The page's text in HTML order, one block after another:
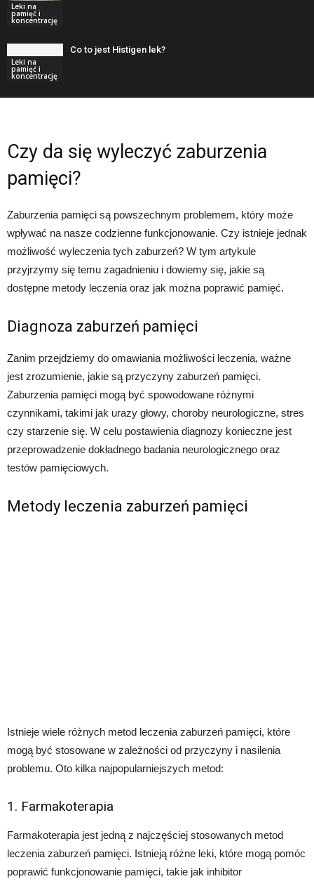
Leki na
pamięć i
koncentrację
Leki na
pamięć i
koncentrację
Co to jest Histigen lek?
Czy da się wyleczyć zaburzenia
pamięci?
Zaburzenia pamięci są powszechnym problemem, który może
wpływać na nasze codzienne funkcjonowanie. Czy istnieje jednak
możliwość wyleczenia tych zaburzeń? W tym artykule
przyjrzymy się temu zagadnieniu i dowiemy się, jakie są
dostępne metody leczenia oraz jak można poprawić pamięć.
Diagnoza zaburzeń pamięci
Zanim przejdziemy do omawiania możliwości leczenia, ważne
jest zrozumienie, jakie są przyczyny zaburzeń pamięci.
Zaburzenia pamięci mogą być spowodowane różnymi
czynnikami, takimi jak urazy głowy, choroby neurologiczne, stres
czy starzenie się. W celu postawienia diagnozy konieczne jest
przeprowadzenie dokładnego badania neurologicznego oraz
testów pamięciowych.
Metody leczenia zaburzeń pamięci
Istnieje wiele różnych metod leczenia zaburzeń pamięci, które
mogą być stosowane w zależności od przyczyny i nasilenia
problemu. Oto kilka najpopularniejszych metod:
1. Farmakoterapia
Farmakoterapia jest jedną z najczęściej stosowanych metod
leczenia zaburzeń pamięci. Istnieją różne leki, które mogą pomóc
poprawić funkcjonowanie pamięci, takie jak inhibitor